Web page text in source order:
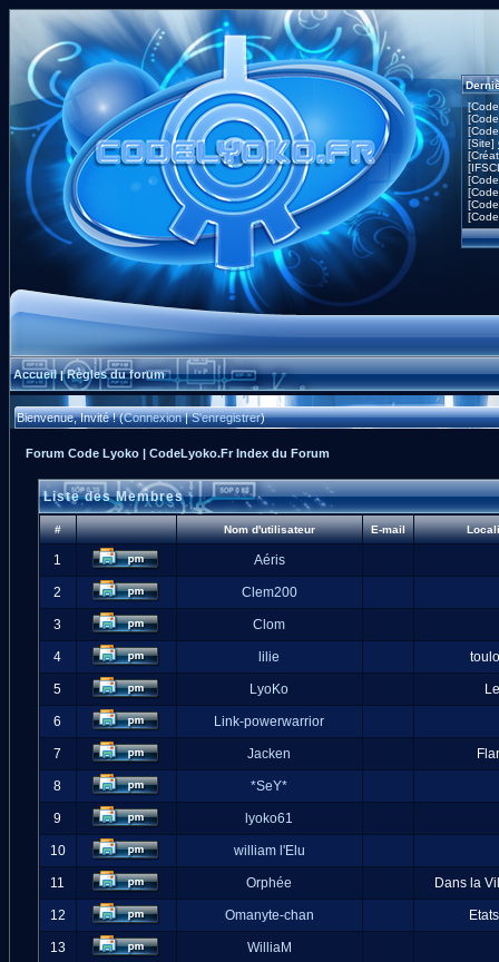
[Site]
Accueil|Règles du forum
Bienvenue, Invité ! (Connexion|S'enregistrer)
Forum Code Lyoko | CodeLyoko.Fr Index du Forum
Liste des Membres
# Nom d'utilisateur E-mail
1 Aéris
2 Clem200
3 Clom
4 lilie
5 LyoKo
6 Link-powerwarrior
7 Jacken
8 *SeY*
9 lyoko61
10 william l'Elu
11 Orphée Dans la
12 Omanyte-chan
13 WilliaM